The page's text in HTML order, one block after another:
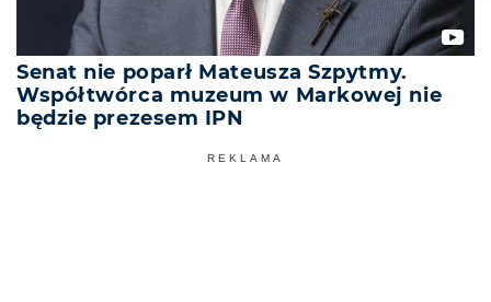
Senat nie poparł Mateusza Szpytmy.
Współtwórca muzeum w Markowej nie
będzie prezesem IPN
REKLAMA